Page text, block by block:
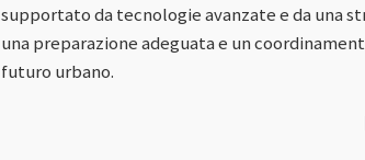
supportato da tecnologie avanzate e da
una preparazione adeguata e un
futuro urbano.